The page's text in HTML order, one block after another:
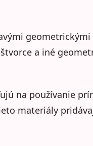
a iné
na používanie
materiály